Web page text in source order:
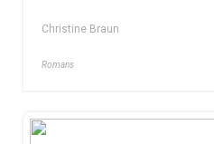
Christine Braun
Romans